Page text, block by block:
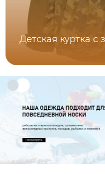
Детская куртка